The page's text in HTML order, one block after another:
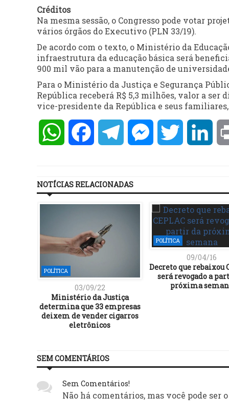
Créditos
Na mesma sessão, o Congresso pode votar
vários órgãos do Executivo (PLN 33/19).
De acordo com o texto, o Ministério da
infraestrutura da educação básica será
900 mil vão para a manutenção de
Para o Ministério da Justiça e Segurança
República receberá R$ 5,3 milhões, valor a
vice-presidente da República e seus
WhatsAppFacebookTelegramMessengerTwitter
NOTÍCIAS RELACIONADAS
POLÍTICA
03/09/22
Ministério da Justiça
determina que 33 empresas
deixem de vender cigarros
eletrônicos
POLÍTICA
09/04/16
Decreto que rebaixou
será revogado a
próxima
SEM COMENTÁRIOS
Sem Comentários!
Não há comentários, mas você pode ser